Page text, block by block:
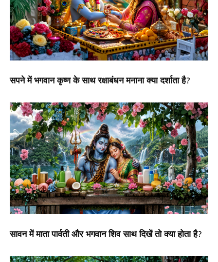
सपने में भगवान कृष्ण के साथ रक्षाबंधन मनाना क्या दर्शाता है?
सावन में माता पार्वती और भगवान शिव साथ दिखें तो क्या होता है?